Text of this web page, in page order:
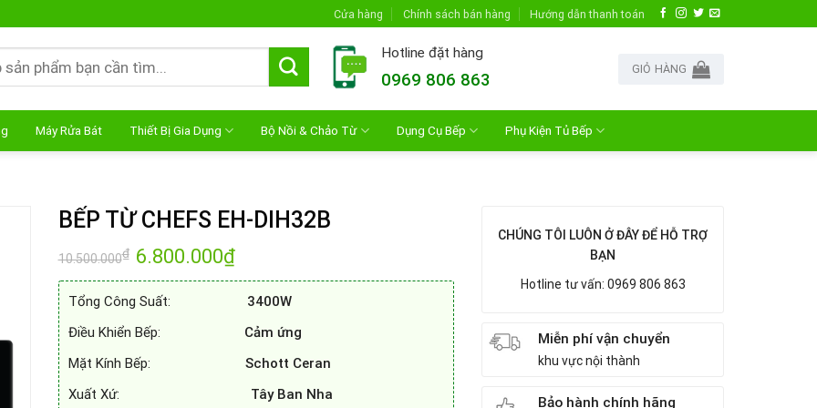
Cửa hàng Chính sách bán hàng Hướng dẫn thanh toán
Hotline đặt hàng
0969 806 863
GIỎ HÀNG
Máy Rửa Bát Thiết Bị Gia Dụng Bộ Nồi & Chảo Từ Dụng Cụ Bếp Phụ Kiện Tủ Bếp
BẾP TỪ CHEFS EH-DIH32B
10.500.000₫ Giá
gốc
là:
6.800.000₫Giá
hiện
tại
6.800.000₫.
Tổng Công Suất: 3400W
Điều Khiển Bếp: Cảm ứng
Mặt Kính Bếp: Schott Ceran
Xuất Xứ:
Tây Ban Nha
CHÚNG TÔI LUÔN Ở ĐÂY ĐỂ HỖ TRỢ
BẠN
Hotline tư vấn: 0969 806 863
Miễn phí vận chuyển
khu vực nội thành
Bảo hành chính hãng